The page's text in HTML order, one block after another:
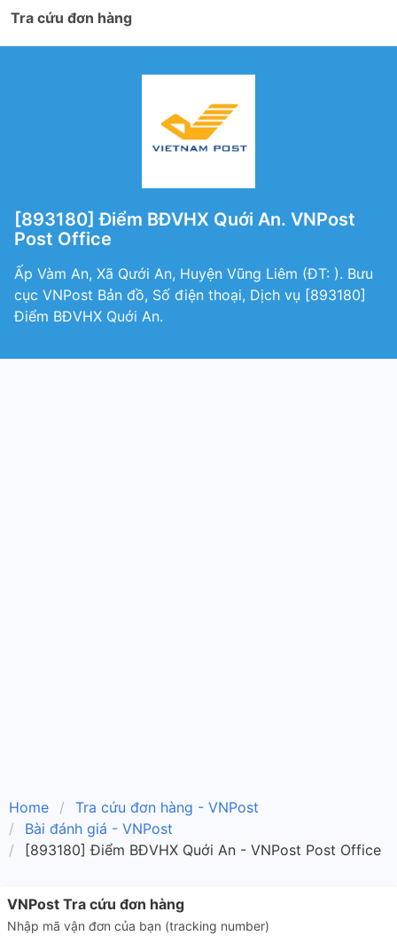
Tra cứu đơn hàng
[893180] Điểm BĐVHX Quới An. VNPost
Post Office
Ấp Vàm An, Xã Qưới An, Huyện Vũng Liêm (ÐT: ). Bưu
cục VNPost Bản đồ, Số điện thoại, Dịch vụ [893180]
Điểm BĐVHX Quới An.
Home
Tra cứu đơn hàng - VNPost
Bài đánh giá - VNPost
[893180] Điểm BĐVHX Quới An - VNPost Post Office
VNPost Tra cứu đơn hàng
Nhập mã vận đơn của bạn (tracking number)